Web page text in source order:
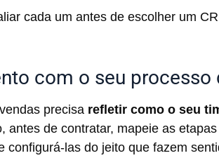
cada um antes de escolher um
com o seu processo
precisa refletir como o seu
antes de contratar, mapeie as
configurá-las do jeito que fazem